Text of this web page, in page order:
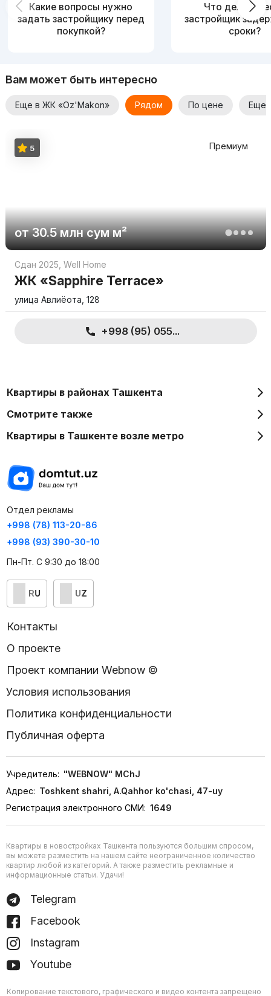
Какие вопросы нужно
задать застройщику перед
покупкой?
Что делать,
застройщик
сроки?
Вам может быть интересно
Еще в ЖК «Oz'Makon» Рядом По цене Еще
Премиум
от30.5 млн сумм²
5
Сдан 2025 Well Home
ЖК «Sapphire Terrace»
улица Авлиёота, 128
+998 (95) 055...
Квартиры в районах Ташкента
Смотрите также
Квартиры в Ташкенте возле метро
Отдел рекламы
+998 (78) 113-20-86
+998 (93) 390-30-10
Пн-Пт. С 9:30 до 18:00
RU UZ
Контакты
О проекте
Проект компании Webnow ©
Условия использования
Политика конфиденциальности
Публичная оферта
Учредитель: "WEBNOW" MChJ
Адрес: Toshkent shahri, A.Qahhor ko'chasi, 47-uy
Регистрация электронного СМИ: 1649
Квартиры в новостройках Ташкента пользуются большим спросом,
вы можете разместить на нашем сайте неограниченное количество
квартир любой из категорий. А также разместить рекламные и
информационные статьи. Удачи!
Telegram
Facebook
Instagram
Youtube
Копирование текстового, графического и видео контента запрещено